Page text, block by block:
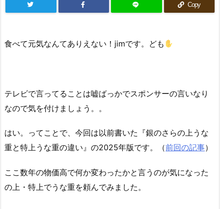
Copy
食べて元気なんてありえない！jimです。ども
テレビで言ってることは嘘ばっかでスポンサーの言いなり
なので気を付けましょう。。
はい。ってことで、今回は以前書いた『銀のさらの上うな
重と特上うな重の違い』の2025年版です。（前回の記事）
ここ数年の物価高で何か変わったかと言うのが気になった
の上・特上でうな重を頼んでみました。